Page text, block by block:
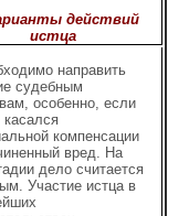
действий
истца
направить
судебным
особенно, если
касался
компенсации
вред. На
дело считается
Участие истца в